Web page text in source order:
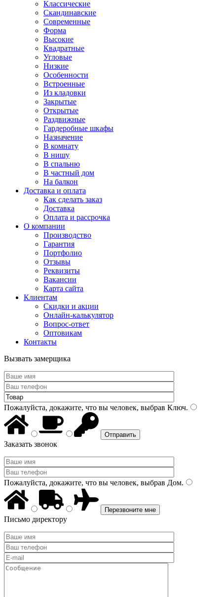
Классические
Скандинавские
Современные
Форма
Высокие
Квадратные
Угловые
Низкие
Особенности
Встроенные
Из кладовки
Закрытые
Открытые
Раздвижные
Гардеробные шкафы
Назначение
В комнату
В нишу
В спальню
В частный дом
На балкон
Доставка и оплата
Как сделать заказ
Доставка
Оплата и рассрочка
О компании
Производство
Гарантия
Портфолио
Отзывы
Реквизиты
Вакансии
Карта сайта
Клиентам
Скидки и акции
Онлайн-калькулятор
Вопрос-ответ
Оптовикам
Контакты
Вызвать замерщика
Пожалуйста, докажите, что вы человек, выбрав Ключ.
Заказать звонок
Пожалуйста, докажите, что вы человек, выбрав Дом.
Письмо директору